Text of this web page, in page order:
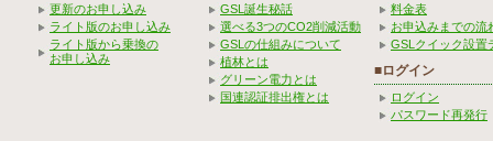
更新のお申し込み
ライト版のお申し込み
ライト版から乗換の
お申し込み
GSL誕生秘話
選べる3つのCO2削減活動
GSLの仕組みについて
植林とは
グリーン電力とは
国連認証排出権とは
料金表
お申込みまでの流
GSLクイック設置
■ログイン
ログイン
パスワード再発行